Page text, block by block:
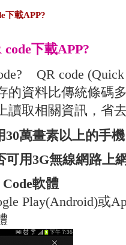
下載APP?
下載APP?
QR code
的資料比傳統條碼
讀取相關資訊，省
30萬畫素以上的手機
可用3G無線網路上
軟體
Play(Android)或